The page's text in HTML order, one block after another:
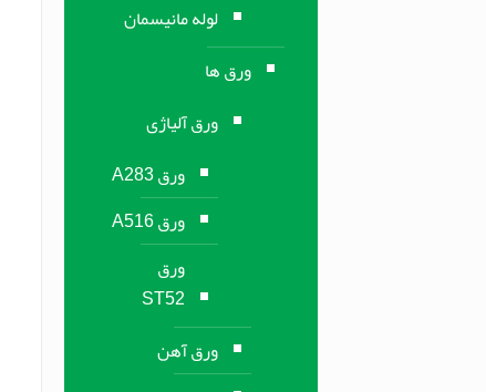
لوله مانیسمان
ورق ها
ورق آلیاژی
ورق A283
ورق A516
ورق
ST52
ورق آهن